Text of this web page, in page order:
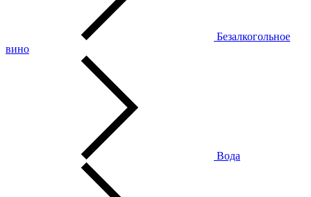
Безалкогольное
вино
Вода